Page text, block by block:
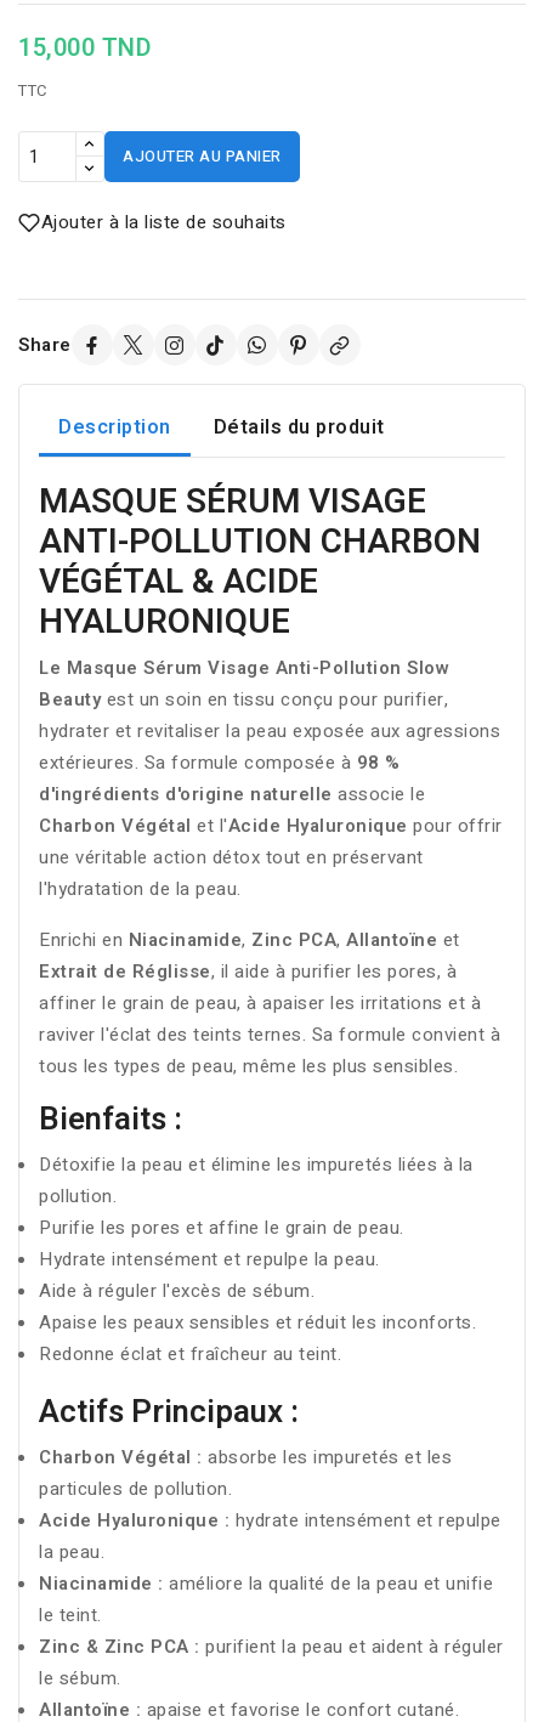
15,000 TND
TTC
AJOUTER AU PANIER
Ajouter à la liste de souhaits
Share
Description Détails du produit
MASQUE SÉRUM VISAGE
ANTI-POLLUTION CHARBON
VÉGÉTAL & ACIDE
HYALURONIQUE
Le Masque Sérum Visage Anti-Pollution Slow
Beautyest un soin en tissu conçu pour purifier,
hydrater et revitaliser la peau exposée aux agressions
extérieures. Sa formule composée à 98 %
d'ingrédients d'origine naturelle associe le
Charbon Végétal et l'Acide Hyaluronique pour offrir
une véritable action détox tout en préservant
l'hydratation de la peau.
Enrichi en Niacinamide, Zinc PCA, Allantoïne et
Extrait de Réglisse, il aide à purifier les pores, à
affiner le grain de peau, à apaiser les irritations et à
raviver l'éclat des teints ternes. Sa formule convient à
tous les types de peau, même les plus sensibles.
Bienfaits :
Détoxifie la peau et élimine les impuretés liées à la
pollution.
Purifie les pores et affine le grain de peau.
Hydrate intensément et repulpe la peau.
Aide à réguler l'excès de sébum.
Apaise les peaux sensibles et réduit les inconforts.
Redonne éclat et fraîcheur au teint.
Actifs Principaux :
Charbon Végétal : absorbe les impuretés et les
particules de pollution.
Acide Hyaluronique : hydrate intensément et repulpe
la peau.
Niacinamide : améliore la qualité de la peau et unifie
le teint.
Zinc & Zinc PCA : purifient la peau et aident à réguler
le sébum.
Allantoïne : apaise et favorise le confort cutané.